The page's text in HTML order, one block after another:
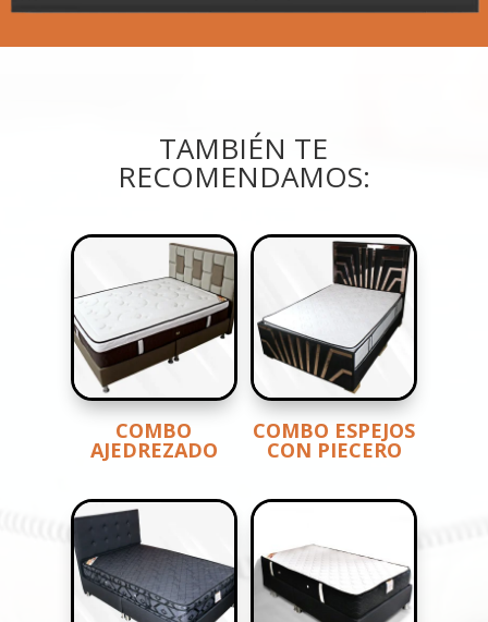
TAMBIÉN TE
RECOMENDAMOS:
COMBO
AJEDREZADO
COMBO ESPEJOS
CON PIECERO